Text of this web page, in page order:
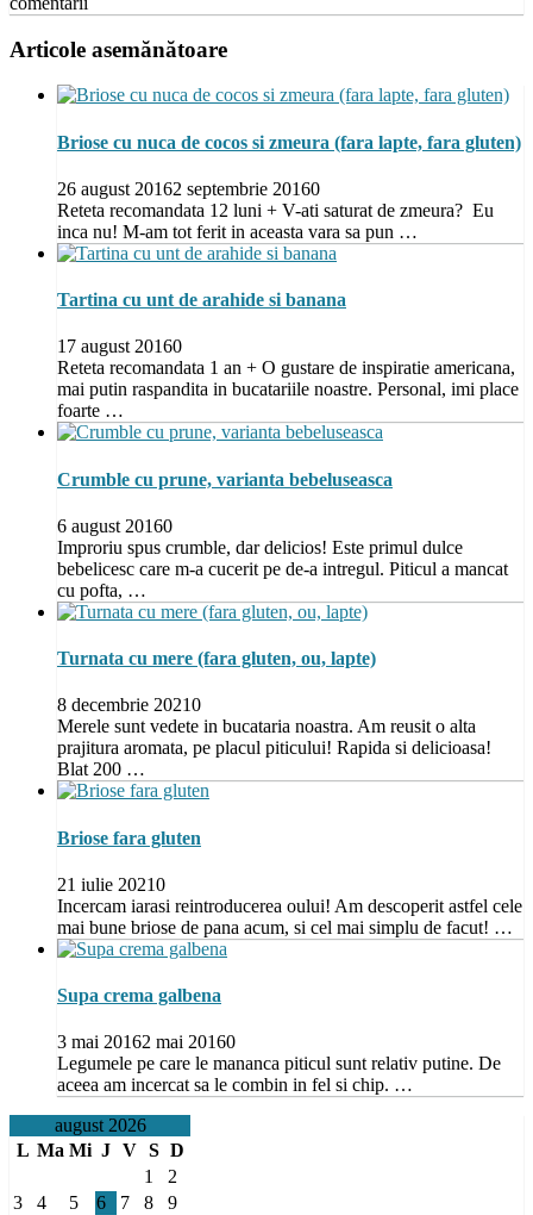
Articole asemănătoare
Briose cu nuca de cocos si zmeura (fara lapte, fara gluten)
26 august 20162 septembrie 20160
Reteta recomandata 12 luni + V-ati saturat de zmeura? Eu
inca nu! M-am tot ferit in aceasta vara sa pun …
Tartina cu unt de arahide si banana
17 august 20160
Reteta recomandata 1 an + O gustare de inspiratie americana,
mai putin raspandita in bucatariile noastre. Personal, imi place
foarte …
Crumble cu prune, varianta bebeluseasca
6 august 20160
Improriu spus crumble, dar delicios! Este primul dulce
bebelicesc care m-a cucerit pe de-a intregul. Piticul a mancat
cu pofta, …
Turnata cu mere (fara gluten, ou, lapte)
8 decembrie 20210
Merele sunt vedete in bucataria noastra. Am reusit o alta
prajitura aromata, pe placul piticului! Rapida si delicioasa!
Blat 200 …
Briose fara gluten
21 iulie 20210
Incercam iarasi reintroducerea oului! Am descoperit astfel cele
mai bune briose de pana acum, si cel mai simplu de facut! …
Supa crema galbena
3 mai 20162 mai 20160
Legumele pe care le mananca piticul sunt relativ putine. De
aceea am incercat sa le combin in fel si chip. …
august 2026
L Ma Mi J V S D
1
2
3
4 5 6 7 8
9